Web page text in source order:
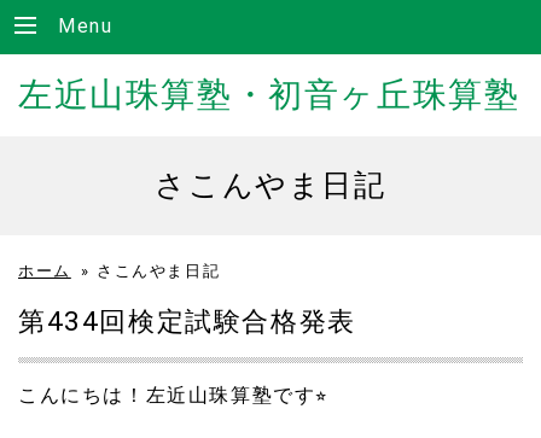
Menu
左近山珠算塾・初音ヶ丘珠算塾
さこんやま日記
ホーム » さこんやま日記
第434回検定試験合格発表
こんにちは！左近山珠算塾です⭐︎